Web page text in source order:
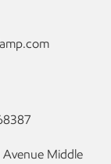
Avenue Middle